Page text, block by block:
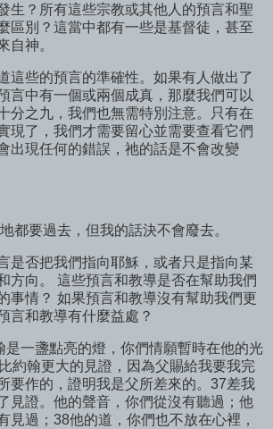
生？所有這些宗教或其他人的預言和聖
區別？這當中都有一些是基督徒，甚至
自神。
這些的預言的準確性。如果有人做出了
言中有一個或兩個成真，那麼我們可以
分之九，我們也無需特別注意。只有在
現了，我們才需要留心並需要查看它們
出現任何的錯誤，祂的話是不會改變
都要過去，但我的話決不會廢去。
是否把我們指向耶穌，或者只是指向某
方向。 這些預言和教導是否在幫助我們
事情？ 如果預言和教導沒有幫助我們更
言和教導有什麼益處？
是一盞點亮的燈，你們情願暫時在他的光
約翰更大的見證，因為父賜給我要我完
要作的，證明我是父所差來的。37差我
見證。他的聲音，你們從沒有聽過；他
見過；38他的道，你們也不放在心裡，